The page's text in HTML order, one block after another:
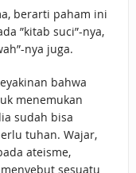
berarti paham ini
”kitab suci”-nya,
nya juga.
bahwa
menemukan
sudah bisa
tuhan. Wajar,
ateisme,
sesuatu